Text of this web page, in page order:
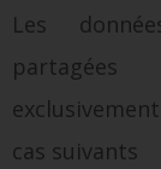
Les
cas suivants